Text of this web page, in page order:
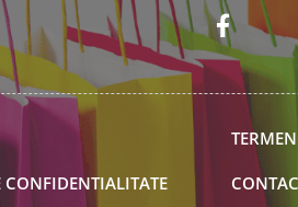
CONFIDENTIALITATE